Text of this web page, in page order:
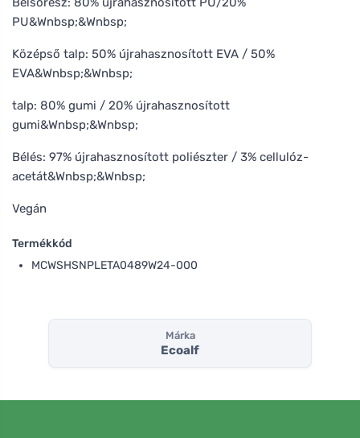
PU&Wnbsp;&Wnbsp;
Középső talp: 50% újrahasznosított EVA / 50%
EVA&Wnbsp;&Wnbsp;
talp: 80% gumi / 20% újrahasznosított
gumi&Wnbsp;&Wnbsp;
Bélés: 97% újrahasznosított poliészter / 3% cellulóz-
acetát&Wnbsp;&Wnbsp;
Vegán
Termékkód
MCWSHSNPLETA0489W24-000
Márka
Ecoalf